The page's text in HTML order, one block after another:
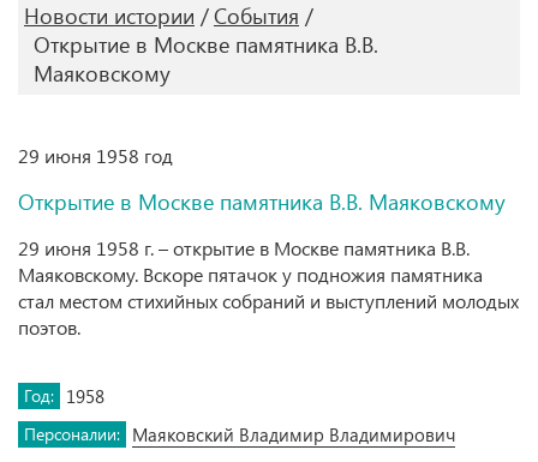
Новости истории
События
Открытие в Москве памятника В.В.
Маяковскому
29 июня 1958 год
Открытие в Москве памятника В.В. Маяковскому
29 июня 1958 г. – открытие в Москве памятника В.В.
Маяковскому. Вскоре пятачок у подножия памятника
стал местом стихийных собраний и выступлений молодых
поэтов.
Год: 1958
Персоналии: Маяковский Владимир Владимирович